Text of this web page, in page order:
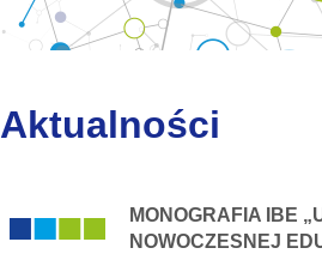
Aktualności
MONOGRAFIA IBE
NOWOCZESNEJ